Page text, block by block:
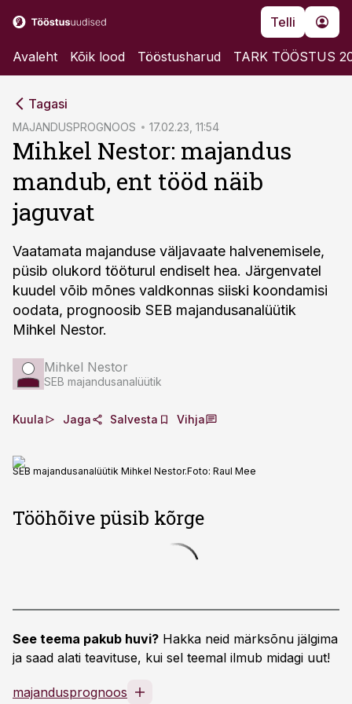
Telli
Avaleht Kõik lood Tööstusharud TARK TÖÖSTUS
Tagasi
MAJANDUSPROGNOOS 17.02.23, 11:54
Mihkel Nestor: majandus
mandub, ent tööd näib
jaguvat
Vaatamata majanduse väljavaate halvenemisele,
püsib olukord tööturul endiselt hea. Järgenvatel
kuudel võib mõnes valdkonnas siiski koondamisi
oodata, prognoosib SEB majandusanalüütik
Mihkel Nestor.
Mihkel Nestor
SEB majandusanalüütik
Kuula Jaga Salvesta Vihja
SEB majandusanalüütik Mihkel Nestor.Foto: Raul Mee
Tööhõive püsib kõrge
See teema pakub huvi? Hakka neid märksõnu jälgima
ja saad alati teavituse, kui sel teemal ilmub midagi uut!
majandusprognoos